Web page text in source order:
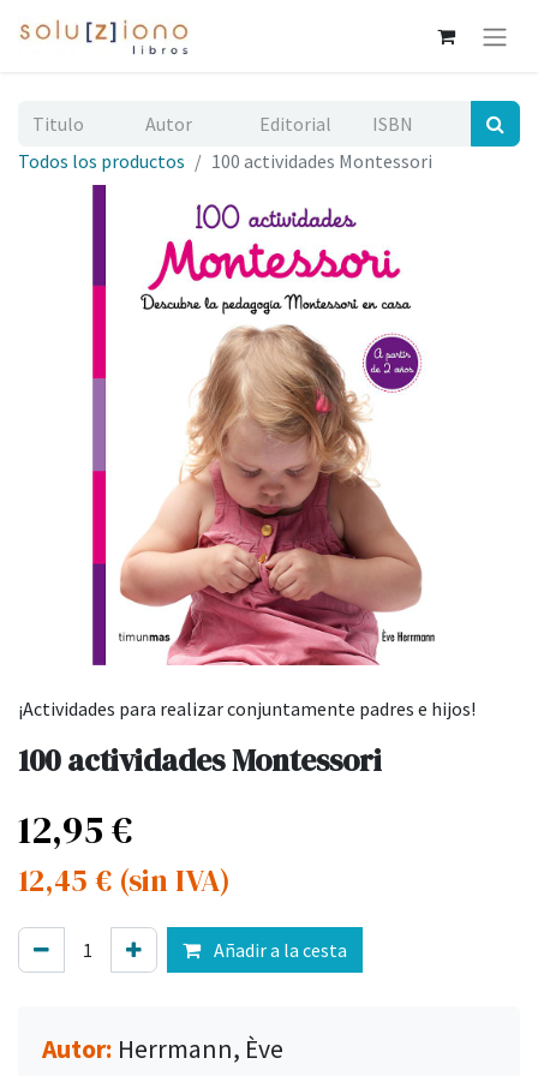
Todos los productos 100 actividades Montessori
¡Actividades para realizar conjuntamente padres e hijos!
100 actividades Montessori
12,95€
12,45 € (sin IVA)
Añadir a la cesta
Autor: Herrmann, Ève